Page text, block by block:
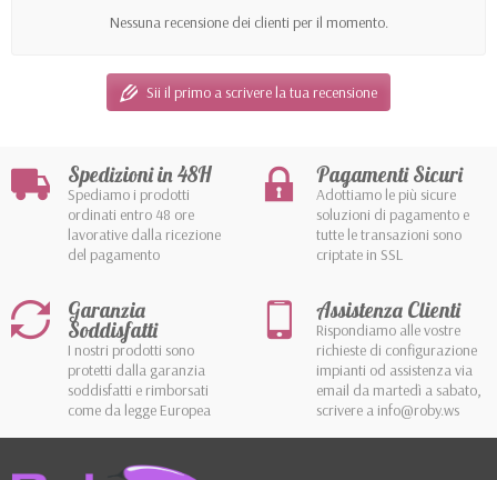
Nessuna recensione dei clienti per il momento.
Sii il primo a scrivere la tua recensione
Spedizioni in 48H
Spediamo i prodotti
ordinati entro 48 ore
lavorative dalla ricezione
del pagamento
Pagamenti Sicuri
Adottiamo le più sicure
soluzioni di pagamento e
tutte le transazioni sono
criptate in SSL
Garanzia
Soddisfatti
I nostri prodotti sono
protetti dalla garanzia
soddisfatti e rimborsati
come da legge Europea
Assistenza Clienti
Rispondiamo alle vostre
richieste di configurazione
impianti od assistenza via
email da martedì a sabato,
scrivere a info@roby.ws